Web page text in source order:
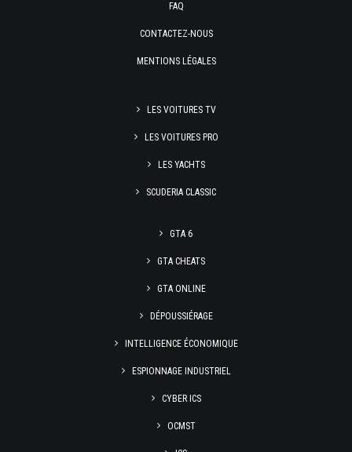
FAQ
CONTACTEZ-NOUS
MENTIONS LÉGALES
LES VOITURES TV
LES VOITURES PRO
LES YACHTS
SCUDERIA CLASSIC
GTA 6
GTA CHEATS
GTA ONLINE
DÉPOUSSIÉRAGE
INTELLIGENCE ÉCONOMIQUE
ESPIONNAGE INDUSTRIEL
CYBER ICS
OCMST